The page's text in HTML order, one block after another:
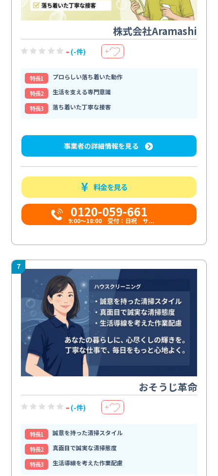
株式会社Aramashi
- (-件) ＋
特⻑1
プロらしい落ち着いた動作
特⻑2
生活を支える専門意識
特⻑3
落ち着いた丁寧な接客
事業者の詳細情報を見る
料金を見る
0120-059-661
9:00〜18:00 受付：日祝 サ...
7
おそうじ革命
- (-件) ＋
特⻑1
誠意を持った清掃スタイル
特⻑2
真面目で誠実な清掃態度
特⻑3
生活導線を考えた作業配慮